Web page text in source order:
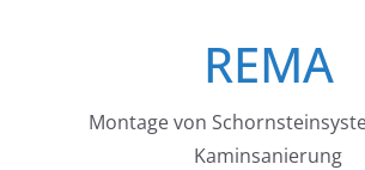
REMA
Montage von
Kaminsanierung